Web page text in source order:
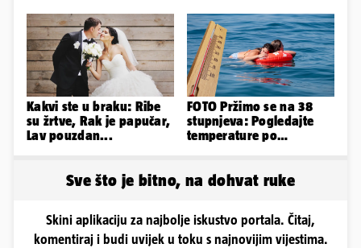
sin!
Kakvi ste u braku: Ribe
su žrtve, Rak je papučar,
Lav pouzdan...
FOTO Pržimo se na 38
stupnjeva: Pogledajte
temperature po
Sve što je bitno, na dohvat ruke
Skini aplikaciju za najbolje iskustvo portala. Čitaj,
komentiraj i budi uvijek u toku s najnovijim vijestima.